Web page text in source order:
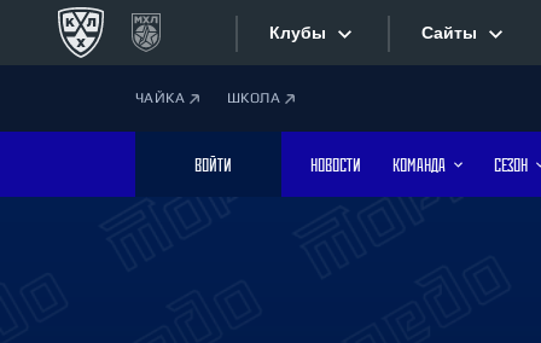
Клубы
Дивизион Боброва
Лада
Сайты
ЧАЙКА ШКОЛА
ВОЙТИ НОВОСТИ КОМАНДА СЕЗОН